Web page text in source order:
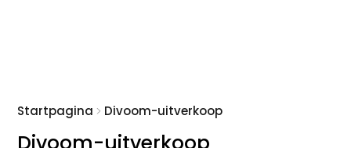
Startpagina Divoom-uitverkoop